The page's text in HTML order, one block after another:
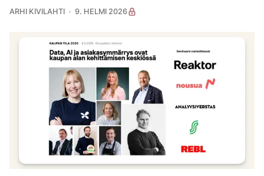
ARHI KIVILAHTI 9. HELMI 2026